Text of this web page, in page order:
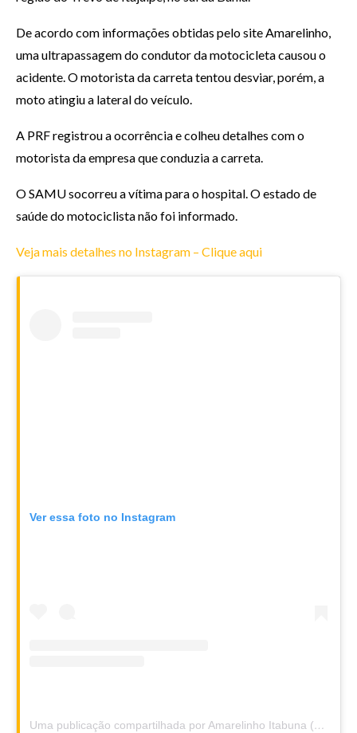
De acordo com informações obtidas pelo site Amarelinho,
uma ultrapassagem do condutor da motocicleta causou o
acidente. O motorista da carreta tentou desviar, porém, a
moto atingiu a lateral do veículo.
A PRF registrou a ocorrência e colheu detalhes com o
motorista da empresa que conduzia a carreta.
O SAMU socorreu a vítima para o hospital. O estado de
saúde do motociclista não foi informado.
Veja mais detalhes no Instagram – Clique aqui
Ver essa foto no Instagram
Uma publicação compartilhada por Amarelinho Itabuna (@amarelinhoitabuna)